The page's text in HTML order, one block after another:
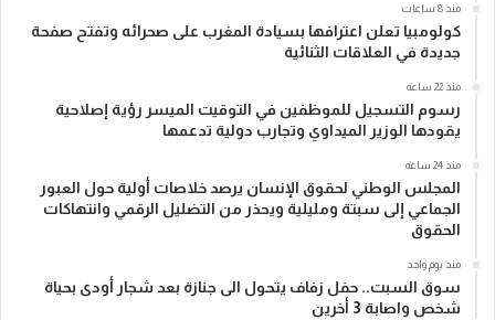
منذ 8 ساعات
كولومبيا تعلن اعترافها بسيادة المغرب على صحرائه وتفتح صفحة
جديدة في العلاقات الثنائية
منذ 22 ساعة
رسوم التسجيل للموظفين في التوقيت الميسر رؤية إصلاحية
يقودها الوزير الميداوي وتجارب دولية تدعمها
منذ 24 ساعة
المجلس الوطني لحقوق الإنسان يرصد خلاصات أولية حول العبور
الجماعي إلى سبتة ومليلية ويحذر من التضليل الرقمي وانتهاكات
الحقوق
منذ يوم واحد
سوق السبت.. حفل زفاف يتحول الى جنازة بعد شجار أودى بحياة
شخص واصابة 3 أخرين